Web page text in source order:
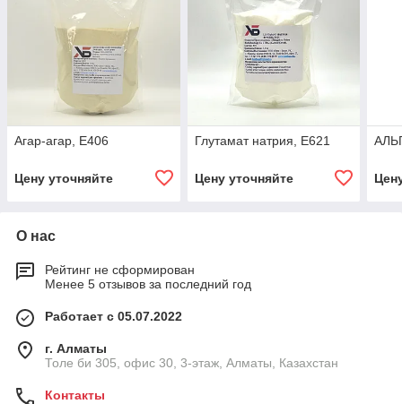
Агар-агар, Е406
Цену уточняйте
Глутамат натрия, Е621
Цену уточняйте
О нас
Рейтинг не сформирован
Менее 5 отзывов за последний год
Работает с 05.07.2022
г. Алматы
Толе би 305, офис 30, 3-этаж, Алматы, Казахстан
Контакты